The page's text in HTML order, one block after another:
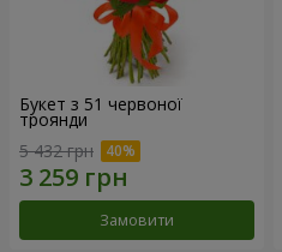
Букет з 51 червоної
троянди
5 432 грн
Замовити